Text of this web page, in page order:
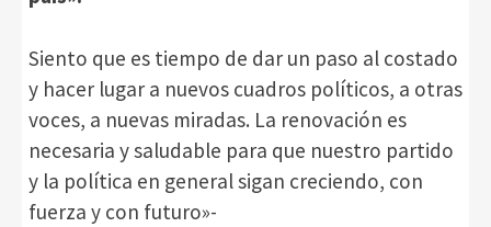
Siento que es tiempo de dar un paso al costado
y hacer lugar a nuevos cuadros políticos, a otras
voces, a nuevas miradas. La renovación es
necesaria y saludable para que nuestro partido
y la política en general sigan creciendo, con
fuerza y con futuro»-